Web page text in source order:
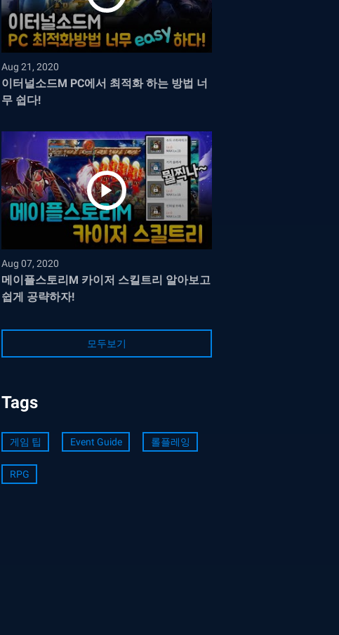
Aug 21, 2020
이터널소드M PC에서 최적화 하는 방법 너
무 쉽다!
Aug 07, 2020
메이플스토리M 카이저 스킬트리 알아보고
쉽게 공략하자!
모두보기
Tags
게임 팁 Event Guide 롤플레잉
RPG